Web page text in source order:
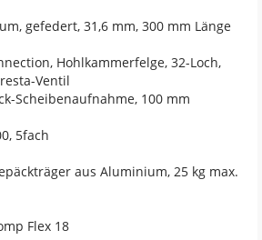
gefedert, 31,6 mm, 300 mm Länge
Hohlkammerfelge, 32-Loch,
Ventil
Scheibenaufnahme, 100 mm
5fach
aus Aluminium, 25 kg max.
Flex 18